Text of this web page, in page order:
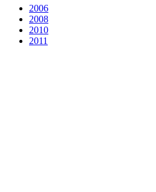
2006
2008
2010
2011